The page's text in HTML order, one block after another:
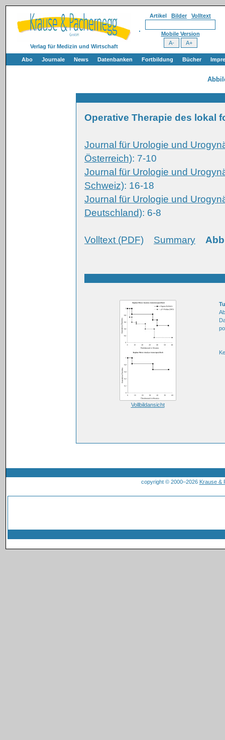
Verlag für Medizin und Wirtschaft
Artikel Bilder Volltext
Mobile Version
Abo Journale News Datenbanken Fortbildung Bücher
Operative Therapie des lokal
Journal für Urologie und
Österreich): 7-10
Journal für Urologie und
Schweiz): 16-18
Journal für Urologie und
Deutschland): 6-8
Volltext (PDF) Summary
Vollbildansicht
copyright © 2000–2026 Krause &